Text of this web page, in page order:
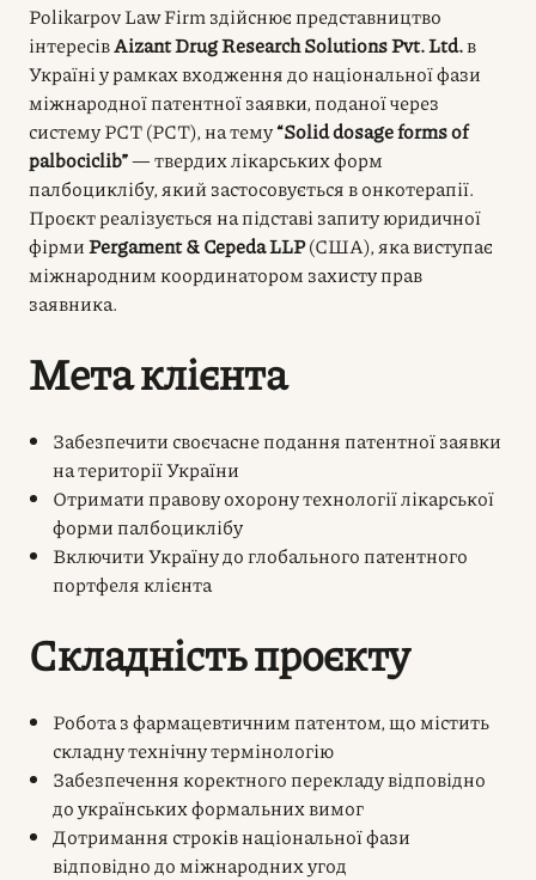
Polikarpov Law Firm здійснює представництво
інтересівAizant Drug Research Solutions Pvt. Ltd.в
Україні у рамках входження до національної фази
міжнародної патентної заявки, поданої через
систему РСТ (PCT), на тему“Solid dosage forms of
palbociclib”— твердих лікарських форм
палбоциклібу, який застосовується в онкотерапії.
Проєкт реалізується на підставі запиту юридичної
фірмиPergament & Cepeda LLP(США), яка виступає
міжнародним координатором захисту прав
заявника.
Мета клієнта
Забезпечити своєчасне подання патентної заявки
на території України
Отримати правову охорону технології лікарської
форми палбоциклібу
Включити Україну до глобального патентного
портфеля клієнта
Складність проєкту
Робота з фармацевтичним патентом, що містить
складну технічну термінологію
Забезпечення коректного перекладу відповідно
до українських формальних вимог
Дотримання строків національної фази
відповідно до міжнародних угод